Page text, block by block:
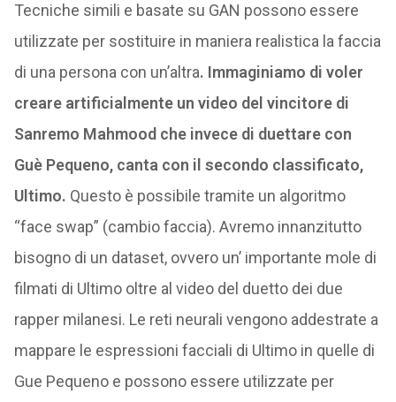
Tecniche simili e basate su GAN possono essere
utilizzate per sostituire in maniera realistica la faccia
di una persona con un’altra. Immaginiamo di voler
creare artificialmente un video del vincitore di
Sanremo Mahmood che invece di duettare con
Guè Pequeno, canta con il secondo classificato,
Ultimo. Questo è possibile tramite un algoritmo
“face swap” (cambio faccia). Avremo innanzitutto
bisogno di un dataset, ovvero un’ importante mole di
filmati di Ultimo oltre al video del duetto dei due
rapper milanesi. Le reti neurali vengono addestrate a
mappare le espressioni facciali di Ultimo in quelle di
Gue Pequeno e possono essere utilizzate per